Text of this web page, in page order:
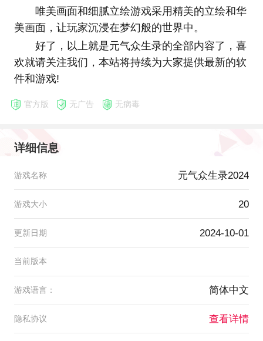
唯美画面和细腻立绘游戏采用精美的立绘和华
美画面，让玩家沉浸在梦幻般的世界中。
好了，以上就是元气众生录的全部内容了，喜
欢就请关注我们，本站将持续为大家提供最新的软
件和游戏!
官方版 无广告 无病毒
详细信息
游戏名称 元气众生录2024
游戏大小 20
更新日期 2024-10-01
当前版本
游戏语言： 简体中文
隐私协议 查看详情